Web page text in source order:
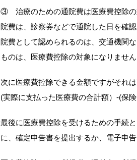
③ 治療のための通院費は医療費控除の
院費は、診察券などで通院した日を確
院費として認められるのは、交通機関
ものは、医療費控除の対象になりません
次に医療費控除できる金額ですがそれ
(実際に支払った医療費の合計額）-(保
最後に医療費控除を受けるための手続
に、確定申告書を提出するか、電子申